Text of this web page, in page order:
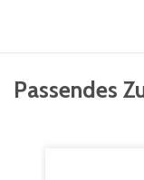
Passendes